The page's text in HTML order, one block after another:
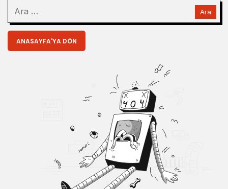
ANASAYFA'YA DÖN